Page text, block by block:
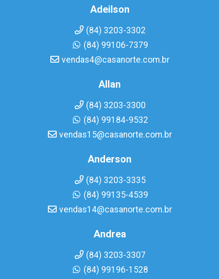
Adeilson
(84) 3203-3302
(84) 99106-7379
vendas4@casanorte.com.br
Allan
(84) 3203-3300
(84) 99184-9532
vendas15@casanorte.com.br
Anderson
(84) 3203-3335
(84) 99135-4539
vendas14@casanorte.com.br
Andrea
(84) 3203-3307
(84) 99196-1528